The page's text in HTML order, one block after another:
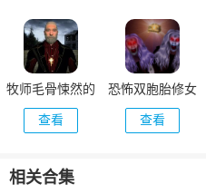
牧师毛骨悚然的
噩梦(Priest
Endless
查看
恐怖双胞胎修女
查看
相关合集